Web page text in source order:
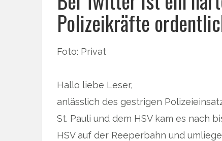
Polizeikräfte
Foto: Privat
Hallo liebe Leser,
anlässlich des gestrigen
St. Pauli und dem HSV kam es nach
HSV auf der Reeperbahn und